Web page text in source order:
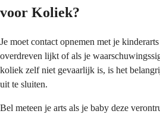
voor Koliek?
Je moet contact opnemen met je
overdreven lijkt of als je
koliek zelf niet gevaarlijk is, is het
uit te sluiten.
Bel meteen je arts als je baby deze